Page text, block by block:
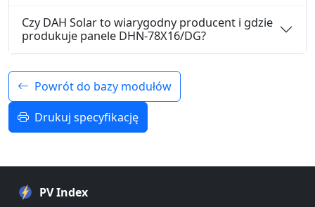
Czy DAH Solar to wiarygodny producent i gdzie
produkuje panele DHN-78X16/DG?
Powrót do bazy modułów
Drukuj specyfikację
PV Index